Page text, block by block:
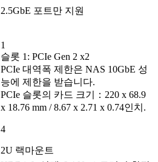
2.5GbE 포트만 지원
1
슬롯 1: PCIe Gen 2 x2
PCIe 대역폭 제한은 NAS 10GbE 성
능에 제한을 받습니다.
PCIe 슬롯의 카드 크기：220 x 68.9
x 18.76 mm / 8.67 x 2.71 x 0.74인치.
4
2U 랙마운트